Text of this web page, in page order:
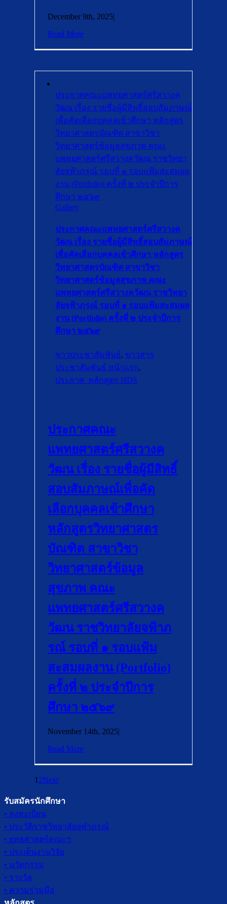
December 9th, 2025|
Read More
ประกาศคณะแพทยศาสตร์ศรีสวางค
วัฒน เรื่อง รายชื่อผู้มีสิทธิ์สอบสัมภาษณ์
เพื่อคัดเลือกบุคคลเข้าศึกษา หลักสูตร
วิทยาศาสตรบัณฑิต สาขาวิชา
วิทยาศาสตร์ข้อมูลสุขภาพ คณะ
แพทยศาสตร์ศรีสวางควัฒน ราชวิทยา
ลัยจฟ้าภรณ์ รอบที่ ๑ รอบแฟ้มสะสมผล
งาน (Portfolio) ครั้งที่ ๒ ประจำปีการ
ศึกษา ๒๕๖๙
Gallery
ประกาศคณะแพทยศาสตร์ศรีสวางค
วัฒน เรื่อง รายชื่อผู้มีสิทธิ์สอบสัมภาษณ์
เพื่อคัดเลือกบุคคลเข้าศึกษา หลักสูตร
วิทยาศาสตรบัณฑิต สาขาวิชา
วิทยาศาสตร์ข้อมูลสุขภาพ คณะ
แพทยศาสตร์ศรีสวางควัฒน ราชวิทยา
ลัยจฟ้าภรณ์ รอบที่ ๑ รอบแฟ้มสะสมผล
งาน (Portfolio) ครั้งที่ ๒ ประจำปีการ
ศึกษา ๒๕๖๙
ข่าวประชาสัมพันธ์, ข่าวสาร
ประชาสัมพันธ์ หน้าแรก,
ประกาศ_หลักสูตร HDS
ประกาศคณะ
แพทยศาสตร์ศรีสวางค
วัฒน เรื่อง รายชื่อผู้มีสิทธิ์
สอบสัมภาษณ์เพื่อคัด
เลือกบุคคลเข้าศึกษา
หลักสูตรวิทยาศาสตร
บัณฑิต สาขาวิชา
วิทยาศาสตร์ข้อมูล
สุขภาพ คณะ
แพทยศาสตร์ศรีสวางค
วัฒน ราชวิทยาลัยจฟ้าภ
รณ์ รอบที่ ๑ รอบแฟ้ม
สะสมผลงาน (Portfolio)
ครั้งที่ ๒ ประจำปีการ
ศึกษา ๒๕๖๙
November 14th, 2025|
Read More
1 2Next
รับสมัครนักศึกษา
• ลงทะเบียน
• ประวัติราชวิทยาลัยจุฬาภรณ์
• ยุทธศาสตร์คณะฯ
• ประเด็นงานวิจัย
• นวัตกรรม
• รางวัล
• ความร่วมมือ